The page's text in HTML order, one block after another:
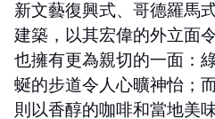
新文藝復興式、哥德羅馬
建築，以其宏偉的外立面
也擁有更為親切的一面：
蜒的步道令人心曠神怡；
則以香醇的咖啡和當地美